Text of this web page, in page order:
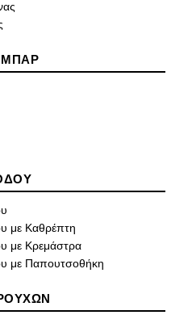
ΜΠΑΡ
με Καθρέπτη
με Κρεμάστρα
με Παπουτσοθήκη